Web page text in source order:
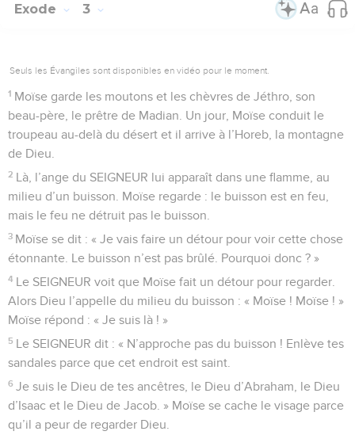
Exode 3
Seuls les Évangiles sont disponibles en vidéo pour le moment.
1 Moïse garde les moutons et les chèvres de Jéthro, son
beau-père, le prêtre de Madian. Un jour, Moïse conduit le
troupeau au-delà du désert et il arrive à l’Horeb, la montagne
de Dieu.
2 Là, l’ange du SEIGNEUR lui apparaît dans une flamme, au
milieu d’un buisson. Moïse regarde : le buisson est en feu,
mais le feu ne détruit pas le buisson.
3 Moïse se dit : « Je vais faire un détour pour voir cette chose
étonnante. Le buisson n’est pas brûlé. Pourquoi donc ? »
4 Le SEIGNEUR voit que Moïse fait un détour pour regarder.
Alors Dieu l’appelle du milieu du buisson : « Moïse ! Moïse ! »
Moïse répond : « Je suis là ! »
5 Le SEIGNEUR dit : « N’approche pas du buisson ! Enlève tes
sandales parce que cet endroit est saint.
6 Je suis le Dieu de tes ancêtres, le Dieu d’Abraham, le Dieu
d’Isaac et le Dieu de Jacob. » Moïse se cache le visage parce
qu’il a peur de regarder Dieu.